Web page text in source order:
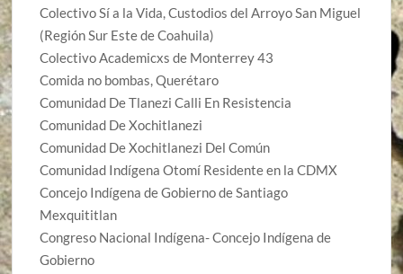
Colectivo Sí a la Vida, Custodios del Arroyo San Miguel
(Región Sur Este de Coahuila)
Colectivo Academicxs de Monterrey 43
Comida no bombas, Querétaro
Comunidad De Tlanezi Calli En Resistencia
Comunidad De Xochitlanezi
Comunidad De Xochitlanezi Del Común
Comunidad Indígena Otomí Residente en la CDMX
Concejo Indígena de Gobierno de Santiago
Mexquititlan
Congreso Nacional Indígena- Concejo Indígena de
Gobierno